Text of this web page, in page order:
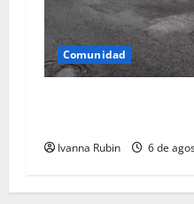
Comunidad
Ivanna Rubin 6 de